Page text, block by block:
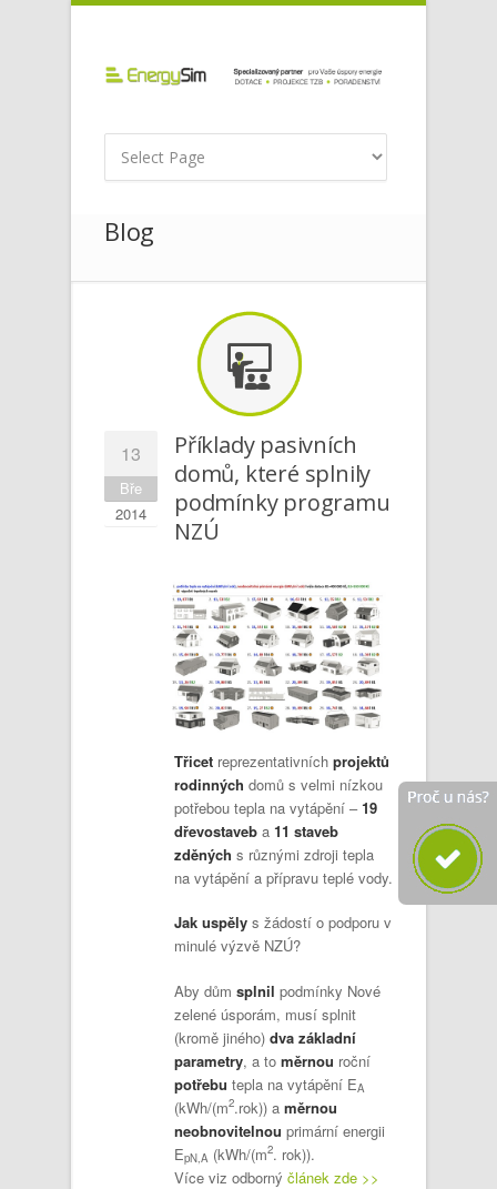
Blog
13
Bře
2014
Příklady pasivních
domů, které splnily
podmínky programu
NZÚ
Třicet reprezentativních projektů
rodinných domů s velmi nízkou
potřebou tepla na vytápění –19
dřevostaveb a 11 staveb
zděných s různými zdroji tepla
na vytápění a přípravu teplé vody.
Jak uspěly s žádostí o podporu v
minulé výzvě NZÚ?
Aby dům splnil podmínky Nové
zelené úsporám, musí splnit
(kromě jiného) dva základní
parametry, a to měrnou roční
potřebu tepla na vytápění EA
(kWh/(m2.rok)) a měrnou
neobnovitelnou primární energii
EpN,A (kWh/(m2. rok)).
Více viz odborný článek zde >>